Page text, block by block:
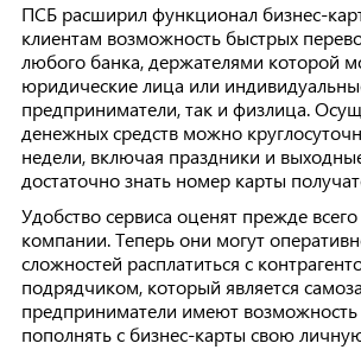
ПСБ расширил функционал бизнес-
клиентам возможность быстрых
любого банка, держателями которой
юридические лица или
предприниматели, так и физлица.
денежных средств можно
недели, включая праздники и
достаточно знать номер карты
Удобство сервиса оценят прежде
компании. Теперь они могут
сложностей расплатиться с
подрядчиком, который является
предприниматели имеют возможность
пополнять с бизнес-карты свою